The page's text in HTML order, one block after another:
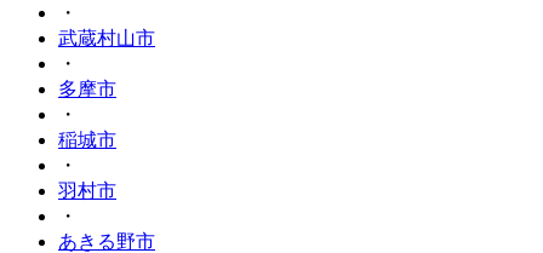
・
武蔵村山市
・
多摩市
・
稲城市
・
羽村市
・
あきる野市